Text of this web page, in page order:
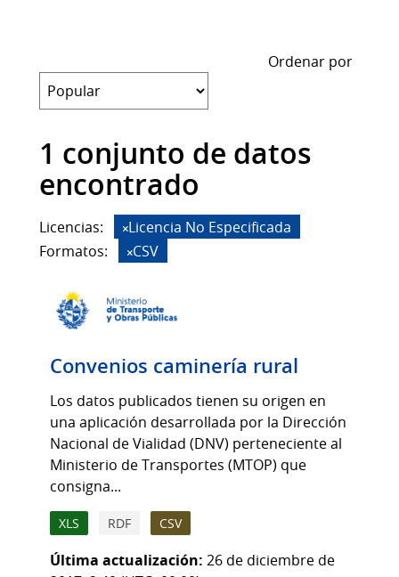
Ordenar por
1 conjunto de datos
encontrado
Licencias:
Licencia No Especificada
Formatos:
CSV
Convenios caminería rural
Los datos publicados tienen su origen en
una aplicación desarrollada por la Dirección
Nacional de Vialidad (DNV) perteneciente al
Ministerio de Transportes (MTOP) que
consigna...
XLS RDF CSV
Última actualización: 26 de diciembre de